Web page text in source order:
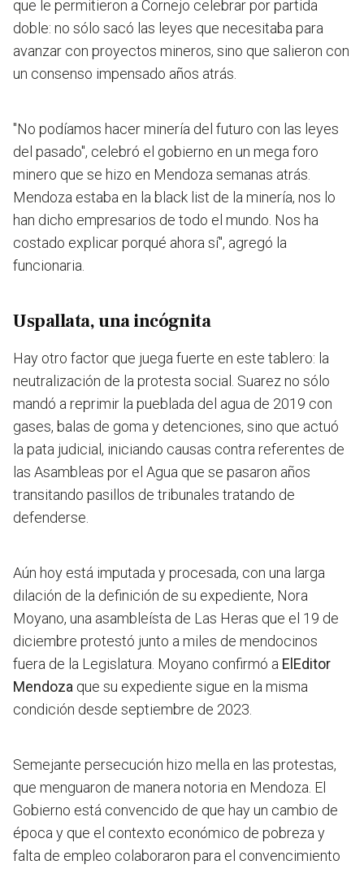
que le permitieron a Cornejo celebrar por partida
doble: no sólo sacó las leyes que necesitaba para
avanzar con proyectos mineros, sino que salieron con
un consenso impensado años atrás.
"No podíamos hacer minería del futuro con las leyes
del pasado", celebró el gobierno en un mega foro
minero que se hizo en Mendoza semanas atrás.
Mendoza estaba en la black list de la minería, nos lo
han dicho empresarios de todo el mundo. Nos ha
costado explicar porqué ahora sí", agregó la
funcionaria.
Uspallata, una incógnita
Hay otro factor que juega fuerte en este tablero: la
neutralización de la protesta social. Suarez no sólo
mandó a reprimir la pueblada del agua de 2019 con
gases, balas de goma y detenciones, sino que actuó
la pata judicial, iniciando causas contra referentes de
las Asambleas por el Agua que se pasaron años
transitando pasillos de tribunales tratando de
defenderse.
Aún hoy está imputada y procesada, con una larga
dilación de la definición de su expediente, Nora
Moyano, una asambleísta de Las Heras que el 19 de
diciembre protestó junto a miles de mendocinos
fuera de la Legislatura. Moyano confirmó a ElEditor
Mendoza que su expediente sigue en la misma
condición desde septiembre de 2023.
Semejante persecución hizo mella en las protestas,
que menguaron de manera notoria en Mendoza. El
Gobierno está convencido de que hay un cambio de
época y que el contexto económico de pobreza y
falta de empleo colaboraron para el convencimiento